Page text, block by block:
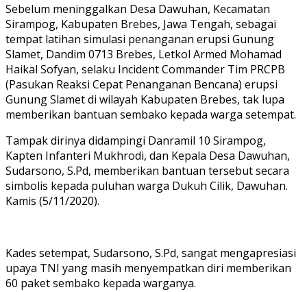
Sebelum meninggalkan Desa Dawuhan, Kecamatan
Sirampog, Kabupaten Brebes, Jawa Tengah, sebagai
tempat latihan simulasi penanganan erupsi Gunung
Slamet, Dandim 0713 Brebes, Letkol Armed Mohamad
Haikal Sofyan, selaku Incident Commander Tim PRCPB
(Pasukan Reaksi Cepat Penanganan Bencana) erupsi
Gunung Slamet di wilayah Kabupaten Brebes, tak lupa
memberikan bantuan sembako kepada warga setempat.
Tampak dirinya didampingi Danramil 10 Sirampog,
Kapten Infanteri Mukhrodi, dan Kepala Desa Dawuhan,
Sudarsono, S.Pd, memberikan bantuan tersebut secara
simbolis kepada puluhan warga Dukuh Cilik, Dawuhan.
Kamis (5/11/2020).
Kades setempat, Sudarsono, S.Pd, sangat mengapresiasi
upaya TNI yang masih menyempatkan diri memberikan
60 paket sembako kepada warganya.